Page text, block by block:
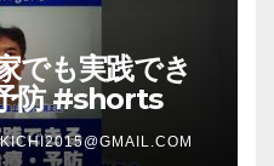
でも実践でき
防 #shorts